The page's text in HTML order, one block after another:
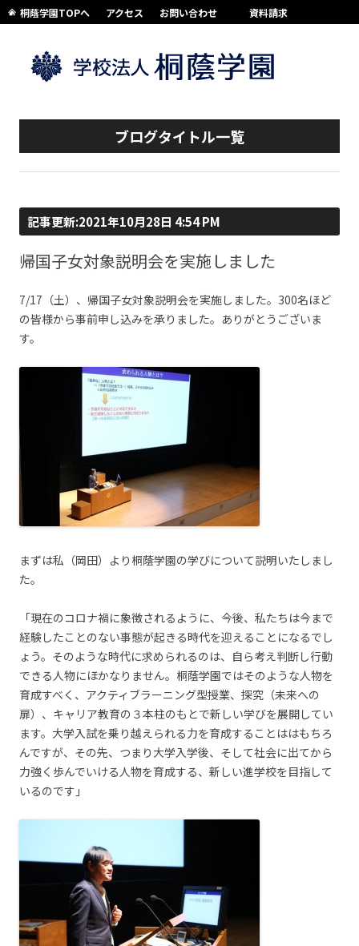
桐蔭学園TOPへ アクセス お問い合わせ 資料請求
ブログタイトル一覧
記事更新:2021年10月28日 4:54 PM
帰国子女対象説明会を実施しました
7/17（土）、帰国子女対象説明会を実施しました。300名ほど
の皆様から事前申し込みを承りました。ありがとうございま
す。
まずは私（岡田）より桐蔭学園の学びについて説明いたしまし
た。
「現在のコロナ禍に象徴されるように、今後、私たちは今まで
経験したことのない事態が起きる時代を迎えることになるでし
ょう。そのような時代に求められるのは、自ら考え判断し行動
できる人物にほかなりません。桐蔭学園ではそのような人物を
育成すべく、アクティブラーニング型授業、探究（未来への
扉）、キャリア教育の３本柱のもとで新しい学びを展開してい
ます。大学入試を乗り越えられる力を育成することははもちろ
んですが、その先、つまり大学入学後、そして社会に出てから
力強く歩んでいける人物を育成する、新しい進学校を目指して
いるのです」